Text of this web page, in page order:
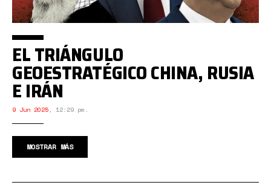
EL TRIÁNGULO
GEOESTRATÉGICO CHINA, RUSIA
E IRÁN
9 Jun 2025, 12:29 pm.
MOSTRAR MÁS